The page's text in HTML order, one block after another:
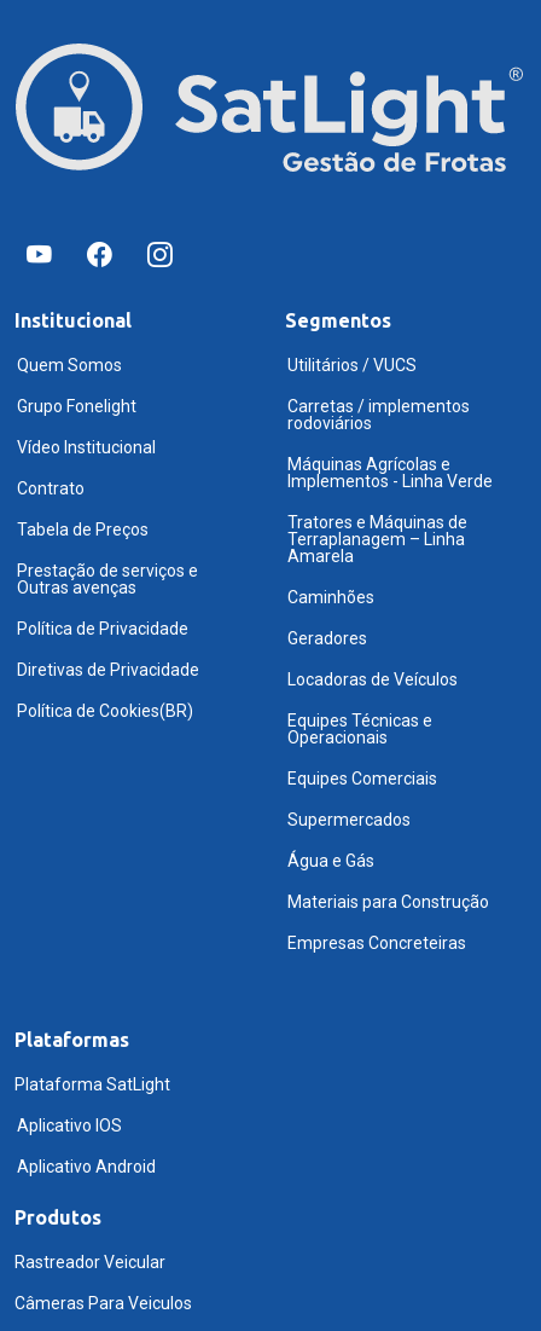
Institucional
Quem Somos
Grupo Fonelight
Vídeo Institucional
Contrato
Tabela de Preços
Prestação de serviços e
Outras avenças
Política de Privacidade
Diretivas de Privacidade
Política de Cookies(BR)
Segmentos
Utilitários / VUCS
Carretas / implementos
rodoviários
Máquinas Agrícolas e
Implementos - Linha Verde
Tratores e Máquinas de
Terraplanagem – Linha
Amarela
Caminhões
Geradores
Locadoras de Veículos
Equipes Técnicas e
Operacionais
Equipes Comerciais
Supermercados
Água e Gás
Materiais para Construção
Empresas Concreteiras
Plataformas
Plataforma SatLight
Aplicativo IOS
Aplicativo Android
Produtos
Rastreador Veicular
Câmeras Para Veiculos